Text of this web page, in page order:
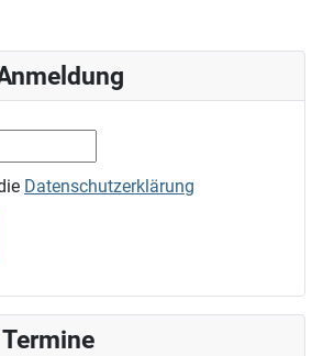
Datenschutzerklärung